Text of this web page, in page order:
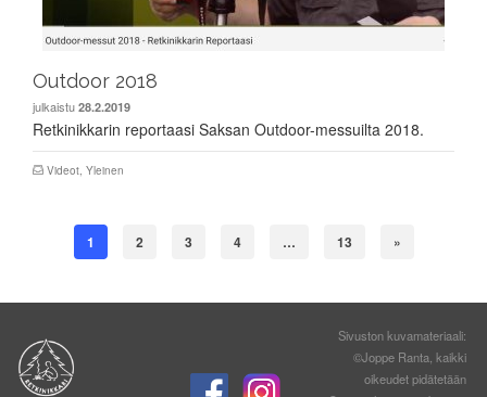
Outdoor 2018
julkaistu 28.2.2019
Retkinikkarin reportaasi Saksan Outdoor-messuilta 2018.
Videot, Yleinen
1 2 3 4 … 13 »
Sivuston kuvamateriaali:
©Joppe Ranta, kaikki
oikeudet pidätetään